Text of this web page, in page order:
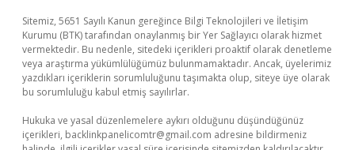
Sitemiz, 5651 Sayılı Kanun gereğince Bilgi Teknolojileri ve İletişim
Kurumu (BTK) tarafından onaylanmış bir Yer Sağlayıcı olarak hizmet
vermektedir. Bu nedenle, sitedeki içerikleri proaktif olarak denetleme
veya araştırma yükümlülüğümüz bulunmamaktadır. Ancak, üyelerimiz
yazdıkları içeriklerin sorumluluğunu taşımakta olup, siteye üye olarak
bu sorumluluğu kabul etmiş sayılırlar.
Hukuka ve yasal düzenlemelere aykırı olduğunu düşündüğünüz
içerikleri, backlinkpanelicomtr@gmail.com adresine bildirmeniz